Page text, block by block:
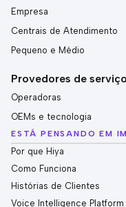
Empresa
Centrais de Atendimento
Pequeno e Médio
Provedores de
Operadoras
OEMs e tecnologia
ESTÁ PENSANDO EM
Por que Hiya
Como Funciona
Histórias de Clientes
Voice Intelligence Platform